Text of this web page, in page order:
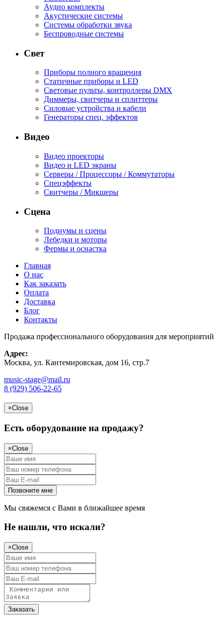
Аудио комплекты
Акустические системы
Системы обработки звука
Беспроводные системы
Свет
Приборы полного вращения
Статичные приборы и LED
Световые пульты, контроллеры DMX
Диммеры, свитчеры и сплиттеры
Силовые устройства и кабели
Генераторы спец. эффектов
Видео
Видео проекторы
Видео и LED экраны
Серверы / Процессоры / Коммутаторы
Спецэффекты
Свитчеры / Микшеры
Сцена
Подиумы и сцены
Лебедки и моторы
Фермы и оснастка
Главная
О нас
Как заказать
Оплата
Доставка
Блог
Контакты
Продажа профессионального оборудования для мероприятий
Адрес:
Москва, ул. Кантемировская, дом 16, стр.7
music-stage@mail.ru
8 (929) 506-22-65
×Close
Есть оборудование на продажу?
×Close
Мы свяжемся с Вами в ближайшее время
Не нашли, что искали?
×Close